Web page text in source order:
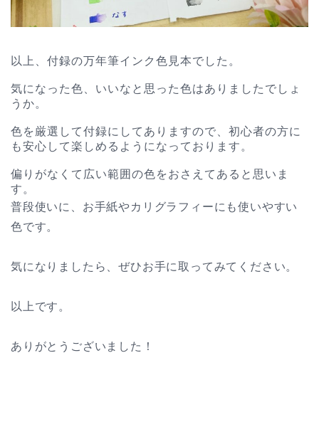
以上、付録の万年筆インク色見本でした。
気になった色、いいなと思った色はありましたでしょ
うか。
色を厳選して付録にしてありますので、初心者の方に
も安心して楽しめるようになっております。
偏りがなくて広い範囲の色をおさえてあると思いま
す。
普段使いに、お手紙やカリグラフィーにも使いやすい
色です。
気になりましたら、ぜひお手に取ってみてください。
以上です。
ありがとうございました！